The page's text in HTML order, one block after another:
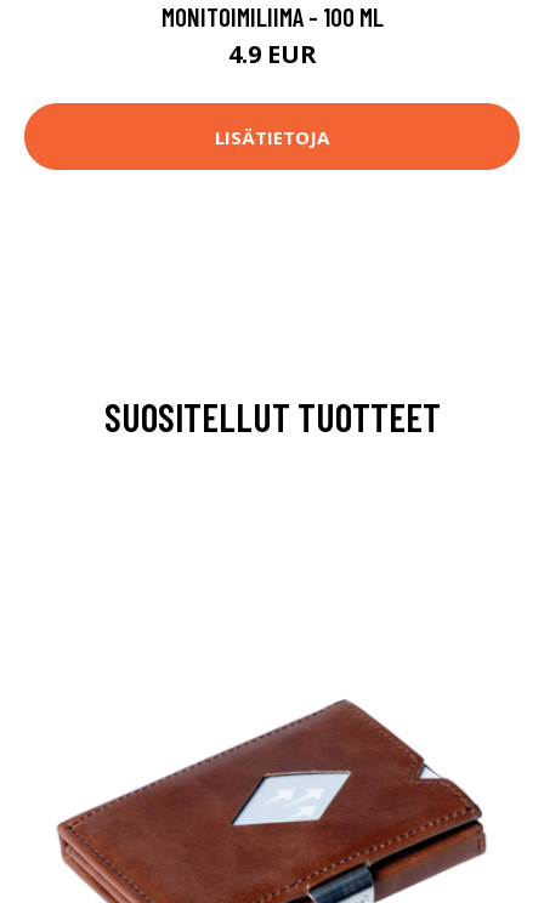
MONITOIMILIIMA - 100 ML
4.9 EUR
LISÄTIETOJA
SUOSITELLUT TUOTTEET